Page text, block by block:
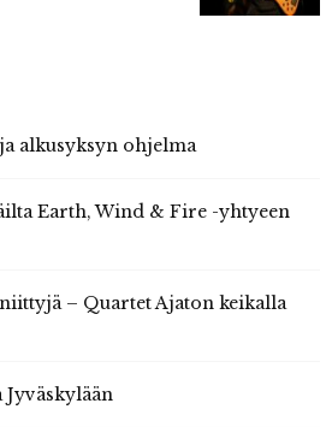
alkusyksyn ohjelma
Earth, Wind & Fire -yhtyeen
– Quartet Ajaton keikalla